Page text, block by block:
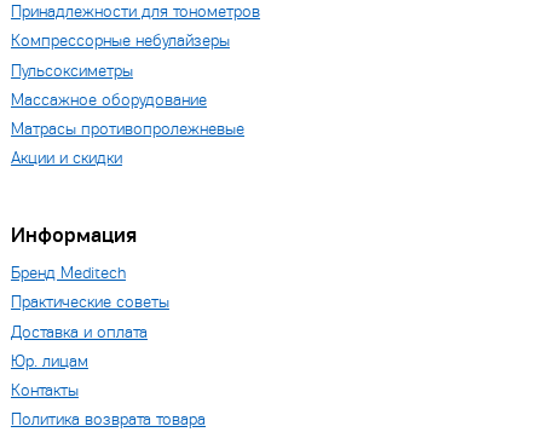
Принадлежности для тонометров
Компрессорные небулайзеры
Пульсоксиметры
Массажное оборудование
Матрасы противопролежневые
Акции и скидки
Информация
Бренд Мeditech
Практические советы
Доставка и оплата
Юр. лицам
Контакты
Политика возврата товара